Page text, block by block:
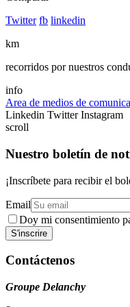
Twitter fb linkedin
km
recorridos por nuestros
info
Area de medios de
Linkedin Twitter Instagram
scroll
Nuestro boletín de
¡Inscríbete para recibir el
Email
Doy mi consentimiento
Contáctenos
Groupe Delanchy